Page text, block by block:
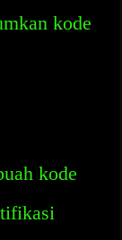
kode
kode